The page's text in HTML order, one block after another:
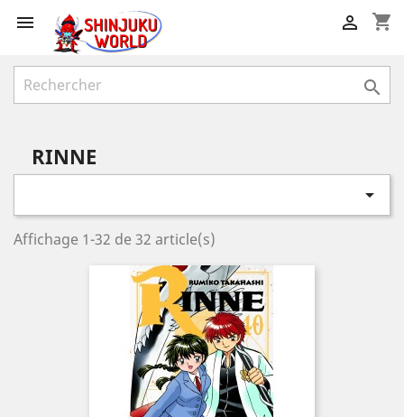
 shopping_cart


RINNE

Affichage 1-32 de 32 article(s)